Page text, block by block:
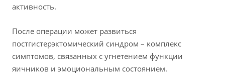
активность.
После операции может развиться
постгистерэктомический синдром – комплекс
симптомов, связанных с угнетением функции
яичников и эмоциональным состоянием.